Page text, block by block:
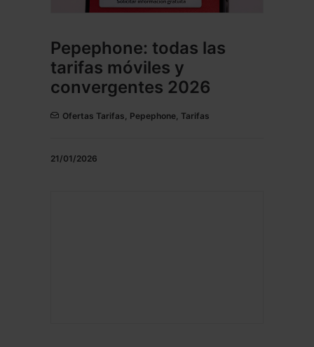
Pepephone: todas las
tarifas móviles y
convergentes 2026
Ofertas Tarifas, Pepephone, Tarifas
21/01/2026